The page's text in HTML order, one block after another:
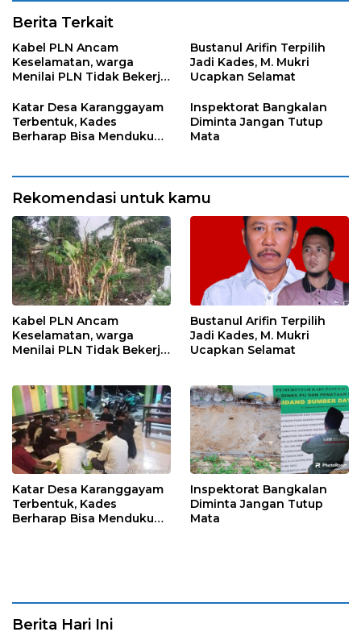
Berita Terkait
Kabel PLN Ancam
Keselamatan, warga
Menilai PLN Tidak Bekerja
Bustanul Arifin Terpilih
Jadi Kades, M. Mukri
Ucapkan Selamat
Katar Desa Karanggayam
Terbentuk, Kades
Berharap Bisa Mendukung
Inspektorat Bangkalan
Diminta Jangan Tutup
Mata
Rekomendasi untuk kamu
Kabel PLN Ancam
Keselamatan, warga
Menilai PLN Tidak Bekerja
Bustanul Arifin Terpilih
Jadi Kades, M. Mukri
Ucapkan Selamat
Katar Desa Karanggayam
Terbentuk, Kades
Berharap Bisa Mendukung
Inspektorat Bangkalan
Diminta Jangan Tutup
Mata
Berita Hari Ini